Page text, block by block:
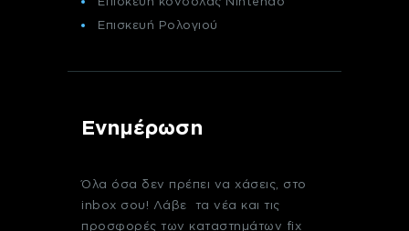
Επισκευή Ρολογιού
Ενημέρωση
Όλα όσα δεν πρέπει να χάσεις, στο
inbox σου! Λάβε τα νέα και τις
προσφορές των καταστημάτων fix